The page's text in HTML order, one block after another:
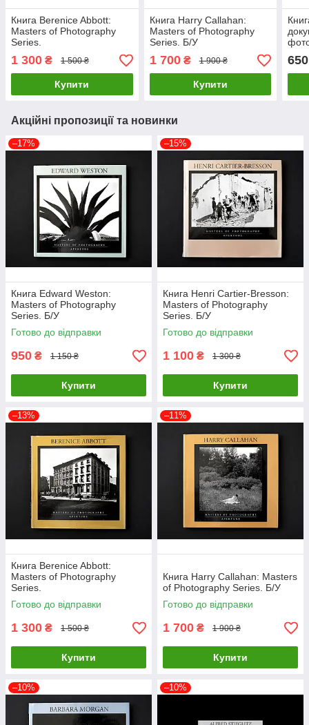
Книга Berenice Abbott:
Masters of Photography
Series.
1 300 ₴ 1 500 ₴
Купити
Книга Harry Callahan:
Masters of Photography
Series. Б/У
1 700₴ 1 900 ₴
Купити
650
Акційні пропозиції та новинки
–17%
Книга Edward Weston:
Masters of Photography
Series. Б/У
Готово до відправки
950 ₴ 1 150 ₴
Купити
–15%
Книга Henri Cartier-Bresson:
Masters of Photography
Series. Б/У
Готово до відправки
1 100 ₴ 1 300 ₴
Купити
–13%
Книга Berenice Abbott:
Masters of Photography
Series.
Готово до відправки
1 300 ₴ 1 500 ₴
Купити
–11%
Книга Harry Callahan: Masters
of Photography Series. Б/У
Готово до відправки
1 700 ₴ 1 900 ₴
Купити
–10% –10%